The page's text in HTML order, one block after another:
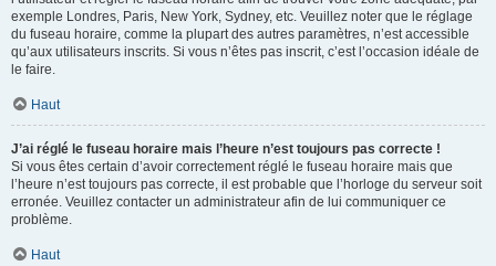
exemple Londres, Paris, New York, Sydney, etc. Veuillez noter que le réglage
du fuseau horaire, comme la plupart des autres paramètres, n’est accessible
qu’aux utilisateurs inscrits. Si vous n’êtes pas inscrit, c’est l’occasion idéale de
le faire.
Haut
J’ai réglé le fuseau horaire mais l’heure n’est toujours pas correcte !
Si vous êtes certain d’avoir correctement réglé le fuseau horaire mais que
l’heure n’est toujours pas correcte, il est probable que l’horloge du serveur soit
erronée. Veuillez contacter un administrateur afin de lui communiquer ce
problème.
Haut